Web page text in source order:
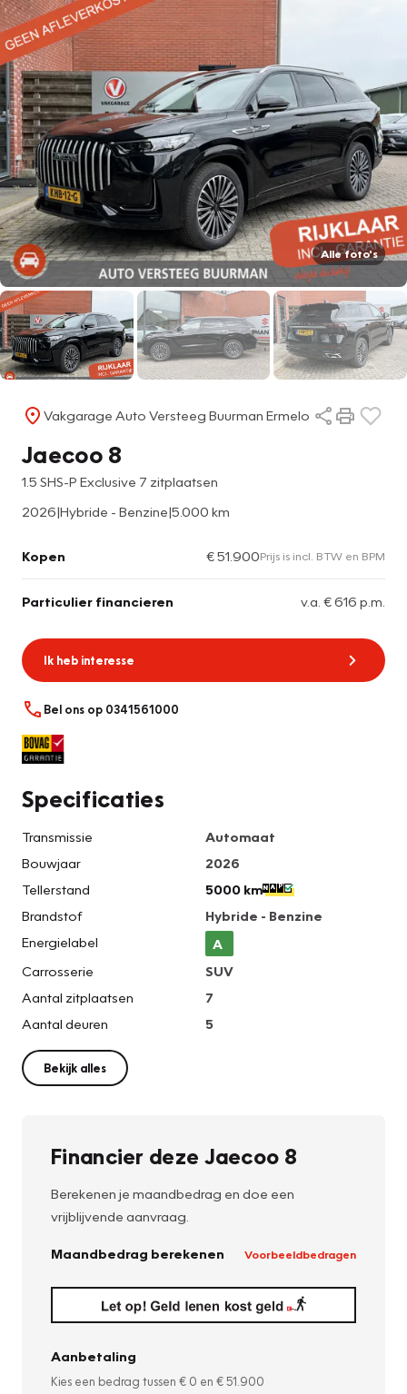
Alle foto's
Vakgarage Auto Versteeg Buurman Ermelo
Jaecoo 8
1.5 SHS-P Exclusive 7 zitplaatsen
2026|Hybride - Benzine|5.000 km
Kopen € 51.900Prijs is incl. BTW en BPM
Particulier financieren v.a. € 616 p.m.
Ik heb interesse
Bel ons op 0341561000
Specificaties
Transmissie
Automaat
Bouwjaar
2026
Tellerstand
5000 km
Brandstof
Hybride - Benzine
Energielabel
A
Carrosserie
SUV
Aantal zitplaatsen
7
Aantal deuren
5
Bekijk alles
Financier deze Jaecoo 8
Berekenen je maandbedrag en doe een
vrijblijvende aanvraag.
Maandbedrag berekenen Voorbeeldbedragen
Aanbetaling
Kies een bedrag tussen € 0 en € 51.900